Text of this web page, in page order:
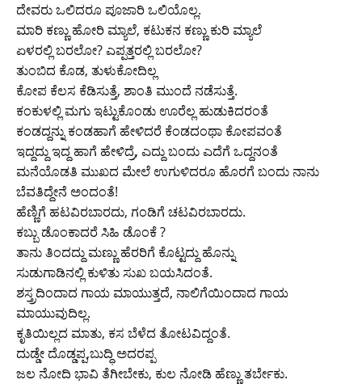
ದೇವರು ಒಲಿದರೂ ಪೂಜಾರಿ ಒಲಿಯೊಲ್ಲ.
ಮಾರಿ ಕಣ್ಣು ಹೋರಿ ಮ್ಯಾಲೆ, ಕಟುಕನ ಕಣ್ಣು ಕುರಿ ಮ್ಯಾಲೆ
ಏಳರಲ್ಲಿ ಬರಲೋ? ಎಪ್ಪತ್ತರಲ್ಲಿ ಬರಲೋ?
ತುಂಬಿದ ಕೊಡ, ತುಳುಕೋದಿಲ್ಲ
ಕೋಪ ಕೆಲಸ ಕೆಡಿಸುತ್ತೆ, ಶಾಂತಿ ಮುಂದೆ ನಡೆಸುತ್ತೆ.
ಕಂಕುಳಲ್ಲಿ ಮಗು ಇಟ್ಟುಕೊಂಡು ಊರೆಲ್ಲ ಹುಡುಕಿದರಂತೆ
ಕಂಡದ್ದನ್ನು ಕಂಡಹಾಗೆ ಹೇಳಿದರೆ ಕೆಂಡದಂಥಾ ಕೋಪವಂತೆ
ಇದ್ದದ್ದು ಇದ್ದ ಹಾಗೆ ಹೇಳಿದ್ರೆ, ಎದ್ದು ಬಂದು ಎದೆಗೆ ಒದ್ದನಂತೆ
ಮನೆಯೊಡತಿ ಮುಖದ ಮೇಲೆ ಉಗುಳಿದರೂ ಹೊರಗೆ ಬಂದು ನಾನು
ಬೆವತಿದ್ದೇನೆ ಅಂದಂತೆ!
ಹೆಣ್ಣಿಗೆ ಹಟವಿರಬಾರದು, ಗಂಡಿಗೆ ಚಟವಿರಬಾರದು.
ಕಬ್ಬು ಡೊಂಕಾದರೆ ಸಿಹಿ ಡೊಂಕೆ ?
ತಾನು ತಿಂದದ್ದು ಮಣ್ಣು ಹೆರರಿಗೆ ಕೊಟ್ಟದ್ದು ಹೊನ್ನು
ಸುಡುಗಾಡಿನಲ್ಲಿ ಕುಳಿತು ಸುಖ ಬಯಸಿದಂತೆ.
ಶಸ್ತ್ರದಿಂದಾದ ಗಾಯ ಮಾಯುತ್ತದೆ, ನಾಲಿಗೆಯಿಂದಾದ ಗಾಯ
ಮಾಯುವುದಿಲ್ಲ.
ಕೃತಿಯಿಲ್ಲದ ಮಾತು, ಕಸ ಬೆಳೆದ ತೋಟವಿದ್ದಂತೆ.
ದುಡ್ಡೇ ದೊಡ್ಡಪ್ಪ,ಬುದ್ಧಿ ಅದರಪ್ಪ
ಜಲ ನೋದಿ ಭಾವಿ ತೆಗೀಬೇಕು, ಕುಲ ನೋಡಿ ಹೆಣ್ಣು ತರ್ಬೇಕು.